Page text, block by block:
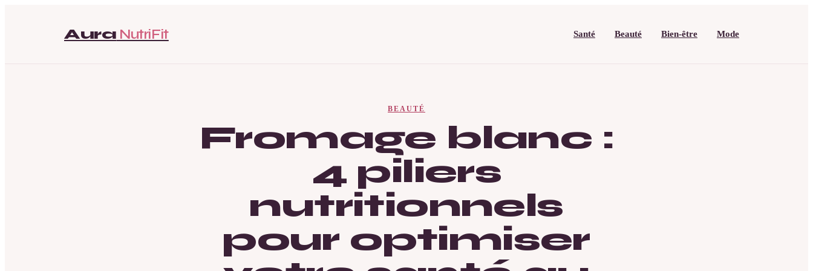
Aura NutriFit Santé Beauté Bien-être Mode
BEAUTÉ
Fromage blanc :
4 piliers
nutritionnels
pour optimiser